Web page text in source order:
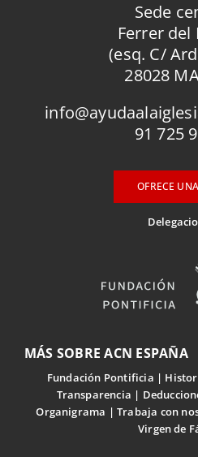
Sede
Ferrer del
(esq. C/
28028
91 725
OFRECE
MÁS SOBRE ACN ESPAÑA
Fundación Pontificia
Transparencia
Organigrama
Trabaja con
Virgen de